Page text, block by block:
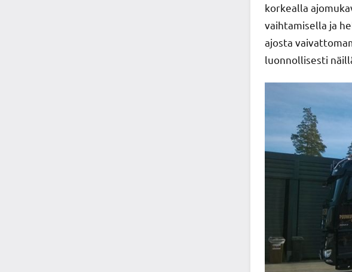
korkealla
vaihtamisella ja
ajosta
luonnollisesti